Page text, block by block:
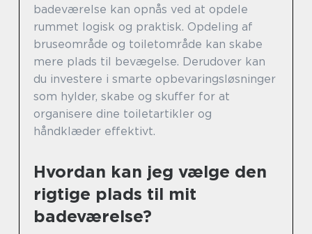
badeværelse kan opnås ved at opdele
rummet logisk og praktisk. Opdeling af
bruseområde og toiletområde kan skabe
mere plads til bevægelse. Derudover kan
du investere i smarte opbevaringsløsninger
som hylder, skabe og skuffer for at
organisere dine toiletartikler og
håndklæder effektivt.
Hvordan kan jeg vælge den
rigtige plads til mit
badeværelse?